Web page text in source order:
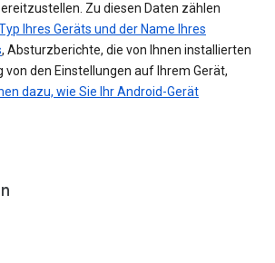
Zu diesen Daten zählen
Ihres Geräts und der Name Ihres
, Absturzberichte, die von Ihnen installierten
von den Einstellungen auf Ihrem Gerät,
dazu, wie Sie Ihr Android-Gerät